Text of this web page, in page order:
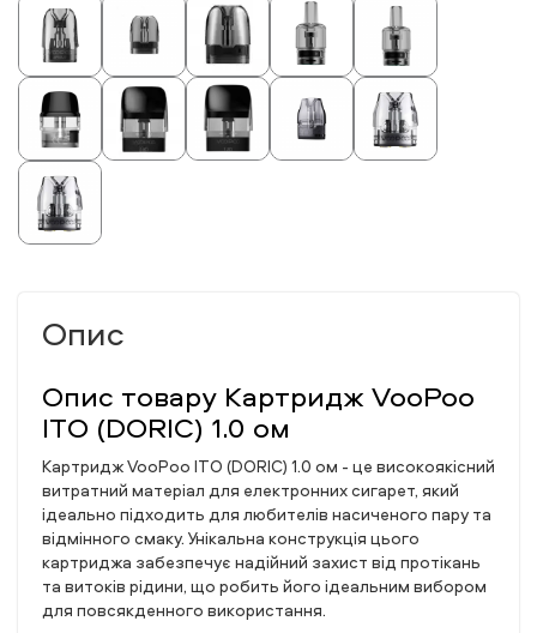
Опис
Опис товару Картридж VooPoo
ITO (DORIC) 1.0 ом
Картридж VooPoo ITO (DORIC) 1.0 ом - це високоякісний
витратний матеріал для електронних сигарет, який
ідеально підходить для любителів насиченого пару та
відмінного смаку. Унікальна конструкція цього
картриджа забезпечує надійний захист від протікань
та витоків рідини, що робить його ідеальним вибором
для повсякденного використання.